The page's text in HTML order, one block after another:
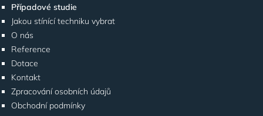
Případové studie
Jakou stínící techniku vybrat
O nás
Reference
Dotace
Kontakt
Zpracování osobních údajů
Obchodní podmínky